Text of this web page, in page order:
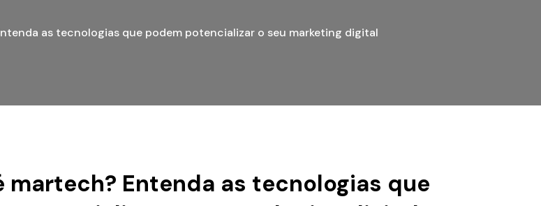
as tecnologias que podem potencializar o seu marketing digital
martech? Entenda as tecnologias que